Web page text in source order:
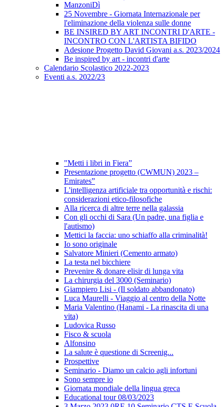
ManzoniDì
25 Novembre - Giornata Internazionale per
l'eliminazione della violenza sulle donne
BE INSIRED BY ART INCONTRI D'ARTE -
INCONTRO CON L'ARTISTA BIFIDO
Adesione Progetto David Giovani a.s. 2023/2024
Be inspired by art - incontri d'arte
Calendario Scolastico 2022-2023
Eventi a.s. 2022/23
"Metti i libri in Fiera”
Presentazione progetto (CWMUN) 2023 –
Emirates”
L'intelligenza artificiale tra opportunità e rischi:
considerazioni etico-filosofiche
Alla ricerca di altre terre nella galassia
Con gli occhi di Sara (Un padre, una figlia e
l'autismo)
Mettici la faccia: uno schiaffo alla criminalità!
Io sono originale
Salvatore Minieri (Cemento armato)
La testa nel bicchiere
Prevenire & donare elisir di lunga vita
La chirurgia del 3000 (Seminario)
Giampiero Lisi - (Il soldato abbandonato)
Luca Maurelli - Viaggio al centro della Notte
Maria Valentino (Hanami - La rinascita di una
vita)
Ludovica Russo
Fisco & scuola
Alfonsino
La salute è questione di Screenig...
Prospettive
Seminario - Diamo un calcio agli infortuni
Sono sempre io
Giornata mondiale della lingua greca
Educational tour 08/03/2023